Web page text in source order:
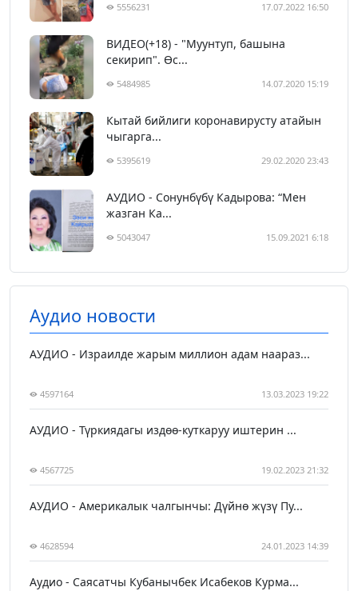
5556231 17.07.2022 16:50
ВИДЕО(+18) - "Муунтуп, башына
секирип". Өс...
5484985 14.07.2020 15:19
Кытай бийлиги коронавирусту атайын
чыгарга...
5395619 29.02.2020 23:43
АУДИО - Сонунбүбү Кадырова: “Мен
жазган Ка...
5043047 15.09.2021 6:18
Аудио новости
АУДИО - Израилде жарым миллион адам наараз...
4597164 13.03.2023 19:22
АУДИО - Түркиядагы издөө-куткаруу иштерин ...
4567725 19.02.2023 21:32
АУДИО - Америкалык чалгынчы: Дүйнө жүзү Пу...
4628594 24.01.2023 14:39
Аудио - Саясатчы Кубанычбек Исабеков Курма...